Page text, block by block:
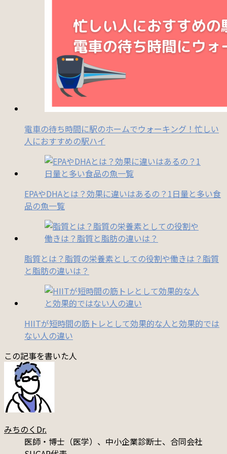
電車の待ち時間に駅のホームでウォーキング！忙しい
人におすすめの駅ハイ
EPAやDHAとは？効果に違いはあるの？1日量と多い食
品の魚一覧
脂質とは？脂質の栄養素としての役割や働きは？脂質
と脂肪の違いは？
HIITが短時間の筋トレとして効果的な人と効果的では
ない人の違い
この記事を書いた人
みちのくDr.
医師・博士（医学）、中小企業診断士、合同会社